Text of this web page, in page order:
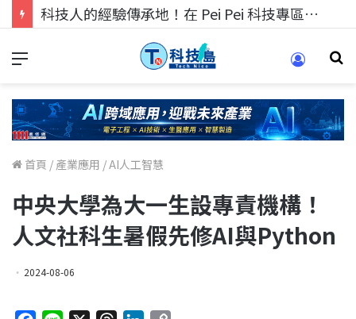
科技人找工作，就到TECH+ 科技專區!
首頁 / 產業應用 /AI人工智慧
中央大學為大一生設專責機構！
人文社科生暑假先修AI與Python
2024-08-06